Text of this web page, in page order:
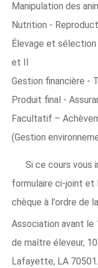
Manipulation des
Nutrition -
Élevage et sélection
et II
Gestion financière -
Produit final -
Facultatif –
(Gestion
Si ce cours vous
formulaire ci-joint et
chèque à l'ordre de
Association avant le
de maître éleveur,
Lafayette, LA 70501.